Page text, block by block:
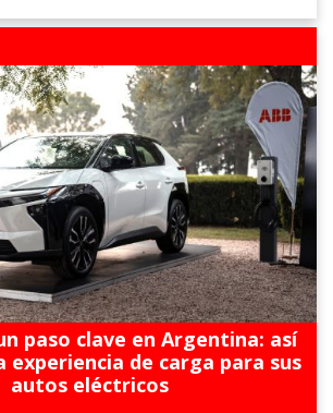
paso clave en Argentina: así
experiencia de carga para sus
autos eléctricos